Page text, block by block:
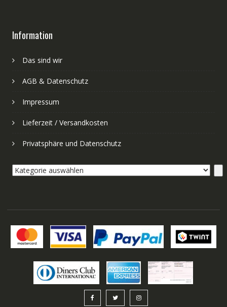
Information
Das sind wir
AGB & Datenschutz
Impressum
Lieferzeit / Versandkosten
Privatsphäre und Datenschutz
Kategorie